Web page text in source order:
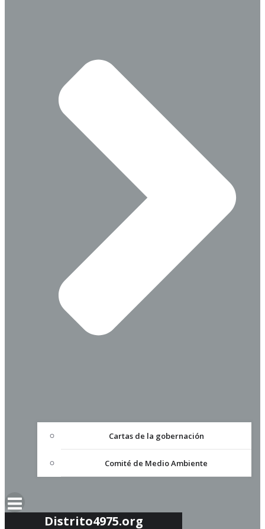
Cartas de la gobernación
Comité de Medio Ambiente
Distrito4975.org